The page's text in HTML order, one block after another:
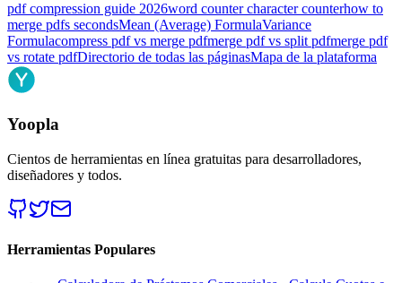
pdf compression guide 2026word counter character counterhow to
merge pdfs secondsMean (Average) FormulaVariance
Formulacompress pdf vs merge pdfmerge pdf vs split pdfmerge pdf
vs rotate pdfDirectorio de todas las páginasMapa de la plataforma
Yoopla
Cientos de herramientas en línea gratuitas para desarrolladores,
diseñadores y todos.
Herramientas Populares